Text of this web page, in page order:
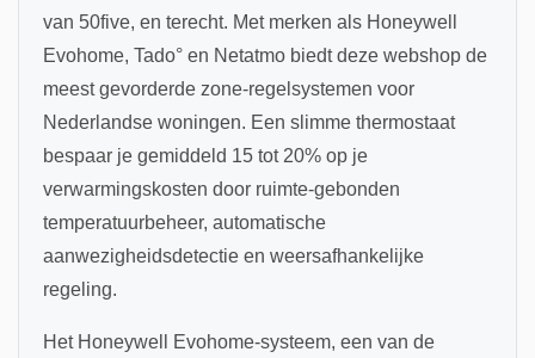
van 50five, en terecht. Met merken als Honeywell
Evohome, Tado° en Netatmo biedt deze webshop de
meest gevorderde zone-regelsystemen voor
Nederlandse woningen. Een slimme thermostaat
bespaar je gemiddeld 15 tot 20% op je
verwarmingskosten door ruimte-gebonden
temperatuurbeheer, automatische
aanwezigheidsdetectie en weersafhankelijke
regeling.
Het Honeywell Evohome-systeem, een van de